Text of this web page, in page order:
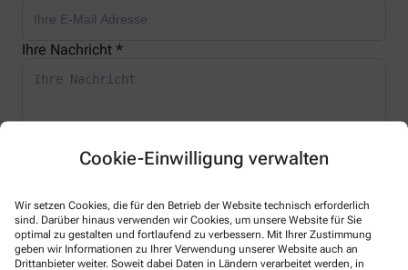
Cookie-Einwilligung verwalten
Wir setzen Cookies, die für den Betrieb der Website technisch erforderlich
sind. Darüber hinaus verwenden wir Cookies, um unsere Website für Sie
optimal zu gestalten und fortlaufend zu verbessern. Mit Ihrer Zustimmung
geben wir Informationen zu Ihrer Verwendung unserer Website auch an
Drittanbieter weiter. Soweit dabei Daten in Ländern verarbeitet werden, in
Ihre Nachricht *
Ich erkläre mich damit einverstanden, dass die von mir angegebenen
Daten elektronisch erfasst und gespeichert und meine Daten an die
von mir ausgesuchte Apotheke übergeben werden. Rechtsgrundlage